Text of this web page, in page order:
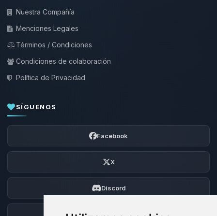
Nuestra Compañía
Menciones Legales
Términos / Condiciones
Condiciones de colaboración
Política de Privacidad
SÍGUENOS
Facebook
X
Discord
Foro